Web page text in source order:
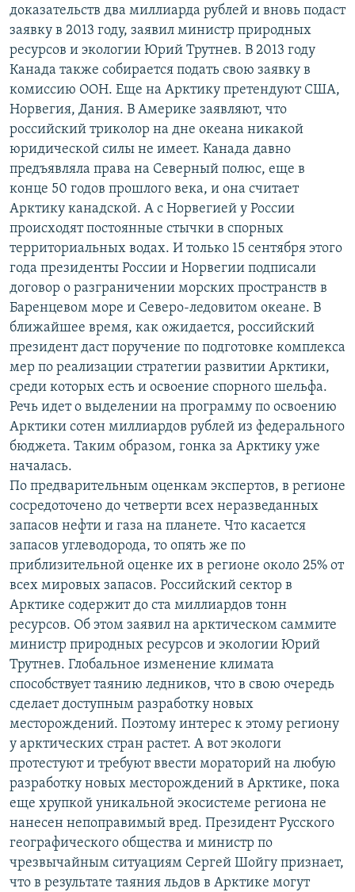
доказательств два миллиарда рублей и вновь подаст
заявку в 2013 году, заявил министр природных
ресурсов и экологии Юрий Трутнев. В 2013 году
Канада также собирается подать свою заявку в
комиссию ООН. Еще на Арктику претендуют США,
Норвегия, Дания. В Америке заявляют, что
российский триколор на дне океана никакой
юридической силы не имеет. Канада давно
предъявляла права на Северный полюс, еще в
конце 50 годов прошлого века, и она считает
Арктику канадской. А с Норвегией у России
происходят постоянные стычки в спорных
территориальных водах. И только 15 сентября этого
года президенты России и Норвегии подписали
договор о разграничении морских пространств в
Баренцевом море и Северо-ледовитом океане. В
ближайшее время, как ожидается, российский
президент даст поручение по подготовке комплекса
мер по реализации стратегии развитии Арктики,
среди которых есть и освоение спорного шельфа.
Речь идет о выделении на программу по освоению
Арктики сотен миллиардов рублей из федерального
бюджета. Таким образом, гонка за Арктику уже
началась.
По предварительным оценкам экспертов, в регионе
сосредоточено до четверти всех неразведанных
запасов нефти и газа на планете. Что касается
запасов углеводорода, то опять же по
приблизительной оценке их в регионе около 25% от
всех мировых запасов. Российский сектор в
Арктике содержит до ста миллиардов тонн
ресурсов. Об этом заявил на арктическом саммите
министр природных ресурсов и экологии Юрий
Трутнев. Глобальное изменение климата
способствует таянию ледников, что в свою очередь
сделает доступным разработку новых
месторождений. Поэтому интерес к этому региону
у арктических стран растет. А вот экологи
протестуют и требуют ввести мораторий на любую
разработку новых месторождений в Арктике, пока
еще хрупкой уникальной экосистеме региона не
нанесен непоправимый вред. Президент Русского
географического общества и министр по
чрезвычайным ситуациям Сергей Шойгу признает,
что в результате таяния льдов в Арктике могут